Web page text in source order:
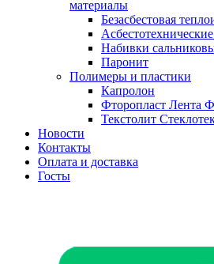
материалы
Безасбестовая
Набивки
Паронит
Полимеры и пластики
Капролон
Фторопласт Лента
Текстолит
Новости
Контакты
Оплата и доставка
Госты